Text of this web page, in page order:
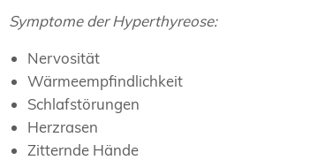
Symptome der Hyperthyreose:
Nervosität
Wärmeempfindlichkeit
Schlafstörungen
Herzrasen
Zitternde Hände